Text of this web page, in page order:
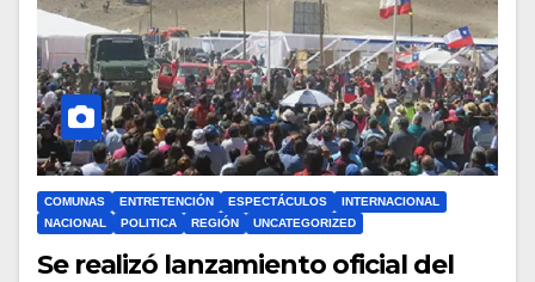
COMUNAS ENTRETENCIÓN ESPECTÁCULOS
INTERNACIONAL
NACIONAL
POLITICA REGIÓN UNCATEGORIZED
Se realizó lanzamiento oficial del